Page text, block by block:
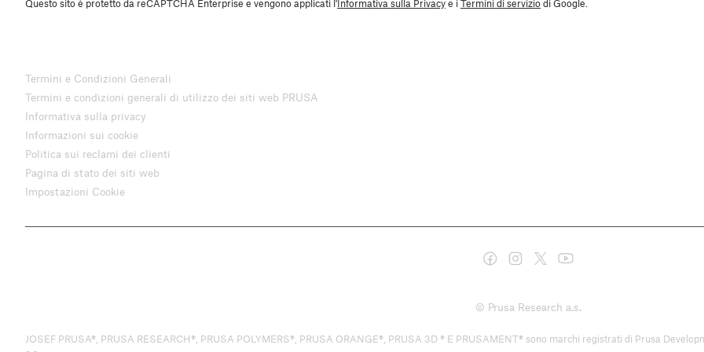
Questo sito è protetto da reCAPTCHA Enterprise e vengono applicati l'Informativa sulla Privacye iTermini di serviziodi Google.
Termini e Condizioni Generali
Termini e condizioni generali di utilizzo dei siti web PRUSA
Informativa sulla privacy
Informazioni sui cookie
Politica sui reclami dei clienti
Pagina di stato dei siti web
Impostazioni Cookie
© Prusa Research a.s.
JOSEF PRUSA®, PRUSA RESEARCH®, PRUSA POLYMERS®, PRUSA ORANGE®, PRUSA 3D ® E PRUSAMENT® sono marchi registrati di Prusa